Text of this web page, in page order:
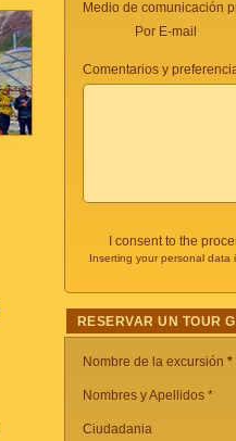
Medio de comunicación
Por E-mail
Comentarios y
I consent to the
Inserting your personal
RESERVAR UN TOUR
Nombre de la excursión *
Nombres y Apellidos *
Ciudadania